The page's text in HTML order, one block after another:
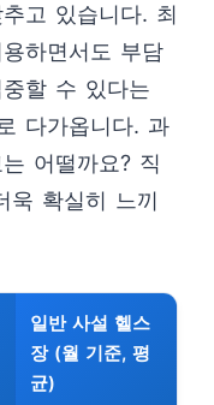
고 있습니다. 최
하면서도 부담
할 수 있다는
다가옵니다. 과
어떨까요? 직
욱 확실히 느끼
일반 사설 헬스
장 (월 기준, 평
균)